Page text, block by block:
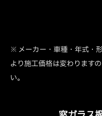
※ メーカー・車種・年式・
より施工価格は変わります
い。